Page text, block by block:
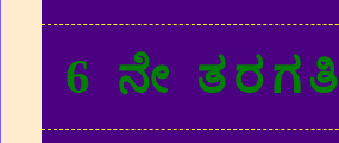
6 ನೇ ತರಗತಿ